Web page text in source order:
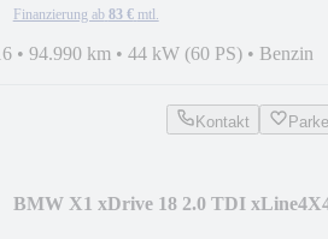
Finanzierung ab 83 € mtl.
• 94.990 km • 44 kW (60 PS) • Benzin
Kontakt
BMW X1 xDrive 18 2.0 TDI